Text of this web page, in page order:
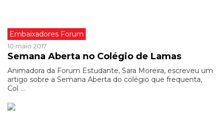
Embaixadores Forum
10 maio 2017
Semana Aberta no Colégio de Lamas
Animadora da Forum Estudante, Sara Moreira, escreveu um
artigo sobre a Semana Aberta do colégio que frequenta,
Col ...